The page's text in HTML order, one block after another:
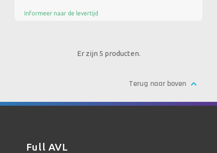
Informeer naar de levertijd
Er zijn 5 producten.
Terug naar boven 
Full AVL